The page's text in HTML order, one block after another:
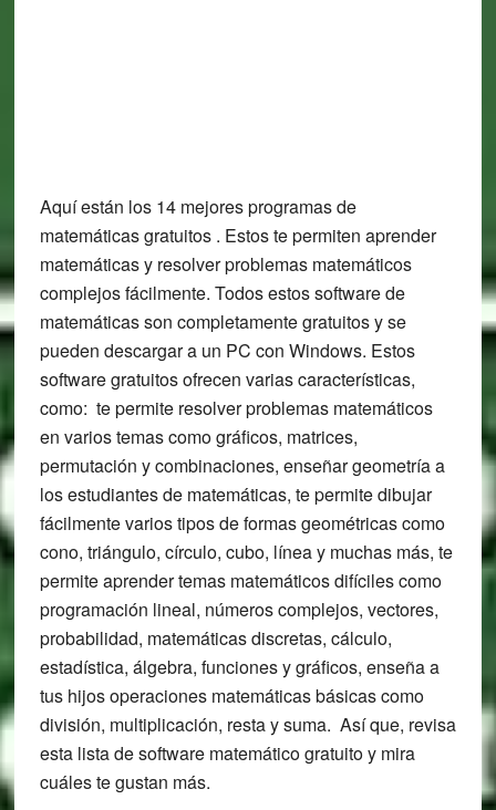
Aquí están los 14 mejores programas de
matemáticas gratuitos . Estos te permiten aprender
matemáticas y resolver problemas matemáticos
complejos fácilmente. Todos estos software de
matemáticas son completamente gratuitos y se
pueden descargar a un PC con Windows. Estos
software gratuitos ofrecen varias características,
como: te permite resolver problemas matemáticos
en varios temas como gráficos, matrices,
permutación y combinaciones, enseñar geometría a
los estudiantes de matemáticas, te permite dibujar
fácilmente varios tipos de formas geométricas como
cono, triángulo, círculo, cubo, línea y muchas más, te
permite aprender temas matemáticos difíciles como
programación lineal, números complejos, vectores,
probabilidad, matemáticas discretas, cálculo,
estadística, álgebra, funciones y gráficos, enseña a
tus hijos operaciones matemáticas básicas como
división, multiplicación, resta y suma. Así que, revisa
esta lista de software matemático gratuito y mira
cuáles te gustan más.